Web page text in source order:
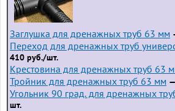
Заглушка для дренажных труб 63 мм
Переход для дренажных труб
410 руб./шт.
Крестовина для дренажных труб 63
Тройник для дренажных труб 63 мм
Угольник 90 град. для дренажных
шт.